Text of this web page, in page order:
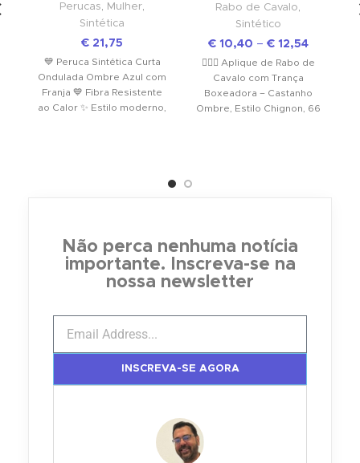
Perucas, Mulher,
Sintética
€ 21,75
💙 Peruca Sintética Curta
Ondulada Ombre Azul com
Franja 💙 Fibra Resistente
ao Calor ✨ Estilo moderno,
Rabo de Cavalo,
Sintético
€10,40 – €12,54
💇‍♀️✨ Aplique de Rabo de
Cavalo com Trança
Boxeadora – Castanho
Ombre, Estilo Chignon, 66
Não perca nenhuma notícia
importante. Inscreva-se na
nossa newsletter
INSCREVA-SE AGORA